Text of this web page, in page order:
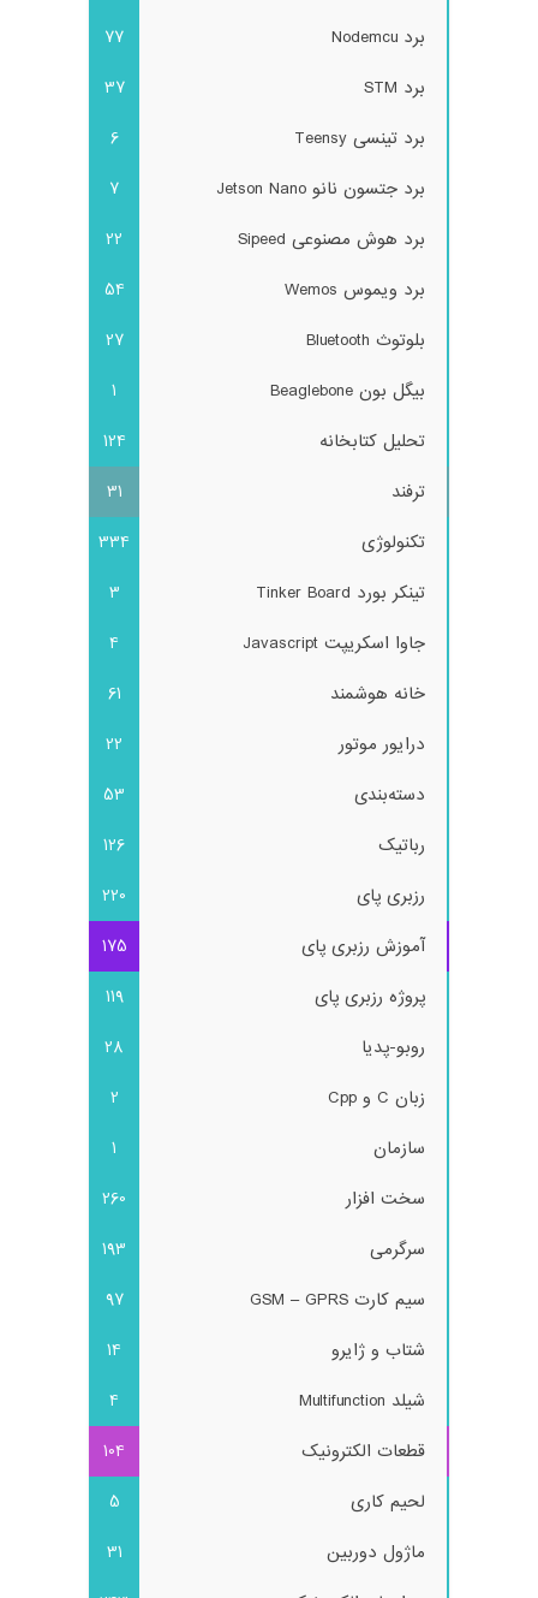
برد Nodemcu
77
برد STM
37
برد تینسی Teensy
6
برد جتسون نانو Jetson Nano
7
برد هوش مصنوعی Sipeed
22
برد ویموس Wemos
54
بلوتوث Bluetooth
27
بیگل بون Beaglebone
1
تحلیل کتابخانه
124
ترفند
31
تکنولوژی
334
تینکر بورد Tinker Board
3
جاوا اسکریپت Javascript
4
خانه هوشمند
61
درایور موتور
22
دسته‌بندی
53
رباتیک
126
رزبری پای
220
آموزش رزبری پای
175
پروژه رزبری پای
119
روبو-پدیا
28
زبان C و Cpp
2
سازمان
1
سخت افزار
260
سرگرمی
193
سیم کارت GSM – GPRS
97
شتاب و ژایرو
14
شیلد Multifunction
4
قطعات الکترونیک
104
لحیم کاری
5
ماژول دوربین
31